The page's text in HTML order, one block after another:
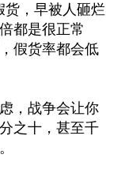
货，早被人砸烂
都是很正常
假货率都会低
，战争会让你
之十，甚至千